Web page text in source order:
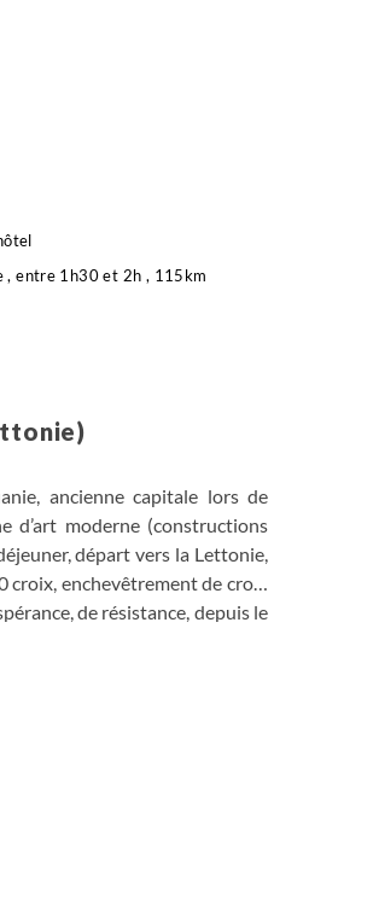
, entre 1h30 et 2h , 115km
ancienne capitale lors de
d’art moderne (constructions
départ vers la Lettonie,
croix, enchevêtrement de croix
de résistance, depuis le